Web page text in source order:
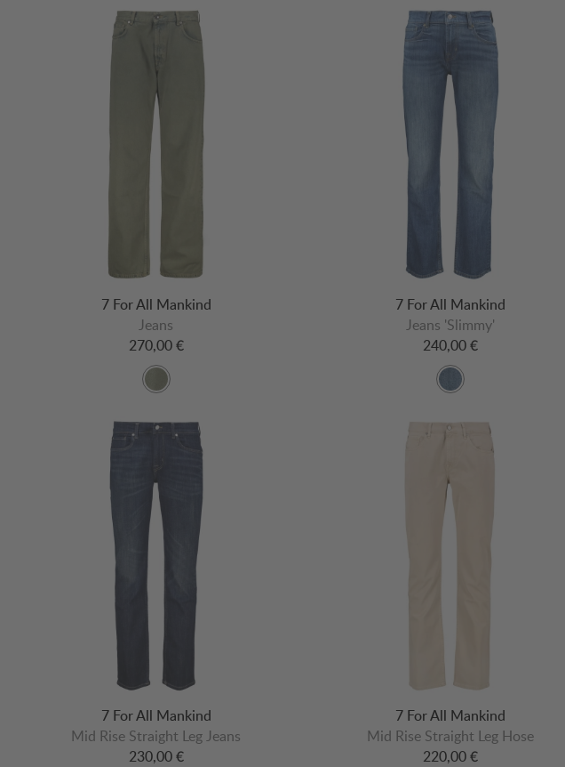
7 For All Mankind
Jeans
270,00 €
7 For All Mankind
Jeans 'Slimmy'
240,00 €
7 For All Mankind
Mid Rise Straight Leg Jeans
230,00 €
7 For All Mankind
Mid Rise Straight Leg Hose
220,00 €